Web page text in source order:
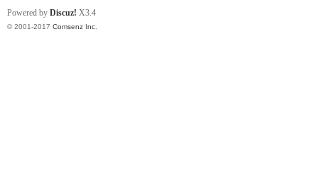
Powered by Discuz! X3.4
© 2001-2017 Comsenz Inc.